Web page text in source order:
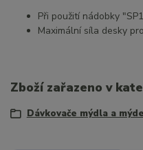
Při použití nádobky
Maximální síla desky
Zboží zařazeno v
Dávkovače mýdla a